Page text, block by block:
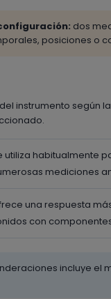
dos
posiciones o
instrumento según
utiliza habitualmente
mediciones
una respuesta
con
incluye el